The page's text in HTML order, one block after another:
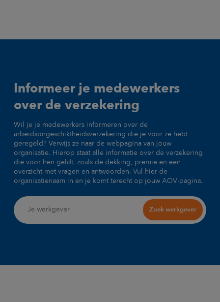
Informeer je medewerkers
over de verzekering
Wil je je medewerkers informeren over de
arbeidsongeschiktheidsverzekering die je voor ze hebt
geregeld? Verwijs ze naar de webpagina van jouw
organisatie. Hierop staat alle informatie over de verzekering
die voor hen geldt, zoals de dekking, premie en een
overzicht met vragen en antwoorden. Vul hier de
organisatienaam in en je komt terecht op jouw AOV-pagina.
Zoek werkgever